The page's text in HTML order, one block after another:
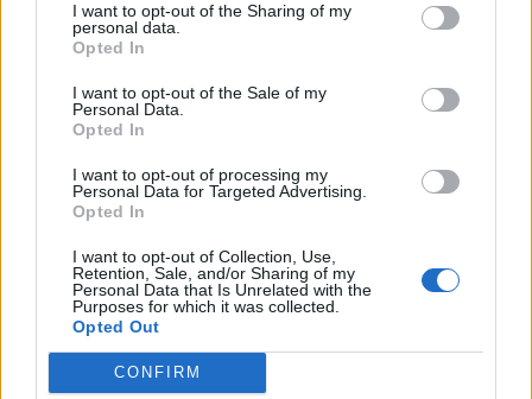
I want to opt-out of the Sharing of my
personal data.
Opted In
I want to opt-out of the Sale of my
Personal Data.
Opted In
I want to opt-out of processing my
Personal Data for Targeted Advertising.
Opted In
I want to opt-out of Collection, Use,
Retention, Sale, and/or Sharing of my
Personal Data that Is Unrelated with the
Purposes for which it was collected.
Opted Out
CONFIRM